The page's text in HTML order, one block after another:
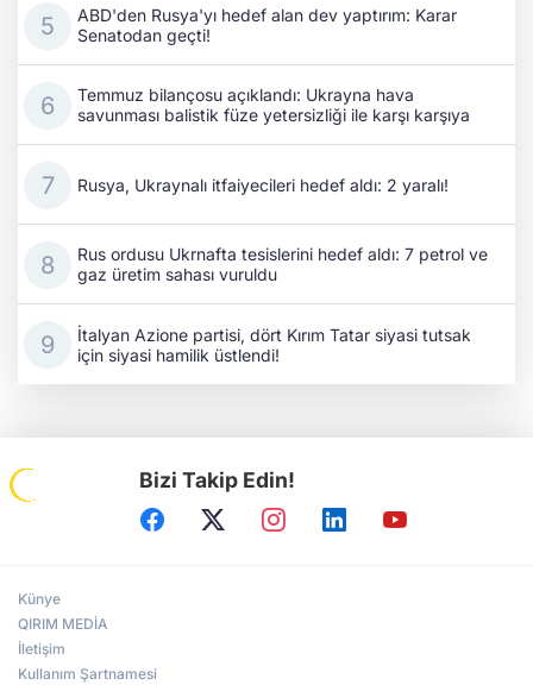
ABD'den Rusya'yı hedef alan dev yaptırım: Karar
Senatodan geçti!
Temmuz bilançosu açıklandı: Ukrayna hava
savunması balistik füze yetersizliği ile karşı karşıya
Rusya, Ukraynalı itfaiyecileri hedef aldı: 2 yaralı!
Rus ordusu Ukrnafta tesislerini hedef aldı: 7 petrol ve
gaz üretim sahası vuruldu
İtalyan Azione partisi, dört Kırım Tatar siyasi tutsak
için siyasi hamilik üstlendi!
Bizi Takip Edin!
Künye
QIRIM MEDİA
İletişim
Kullanım Şartnamesi